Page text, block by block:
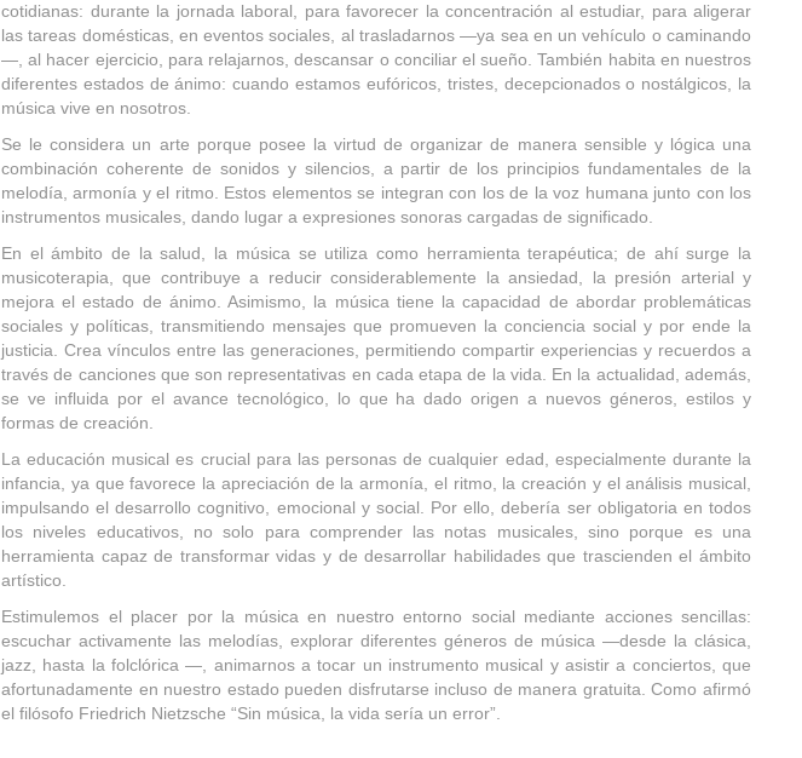
cotidianas: durante la jornada laboral, para favorecer la concentración al estudiar, para aligerar
las tareas domésticas, en eventos sociales, al trasladarnos —ya sea en un vehículo o caminando
—, al hacer ejercicio, para relajarnos, descansar o conciliar el sueño. También habita en nuestros
diferentes estados de ánimo: cuando estamos eufóricos, tristes, decepcionados o nostálgicos, la
música vive en nosotros.
Se le considera un arte porque posee la virtud de organizar de manera sensible y lógica una
combinación coherente de sonidos y silencios, a partir de los principios fundamentales de la
melodía, armonía y el ritmo. Estos elementos se integran con los de la voz humana junto con los
instrumentos musicales, dando lugar a expresiones sonoras cargadas de significado.
En el ámbito de la salud, la música se utiliza como herramienta terapéutica; de ahí surge la
musicoterapia, que contribuye a reducir considerablemente la ansiedad, la presión arterial y
mejora el estado de ánimo. Asimismo, la música tiene la capacidad de abordar problemáticas
sociales y políticas, transmitiendo mensajes que promueven la conciencia social y por ende la
justicia. Crea vínculos entre las generaciones, permitiendo compartir experiencias y recuerdos a
través de canciones que son representativas en cada etapa de la vida. En la actualidad, además,
se ve influida por el avance tecnológico, lo que ha dado origen a nuevos géneros, estilos y
formas de creación.
La educación musical es crucial para las personas de cualquier edad, especialmente durante la
infancia, ya que favorece la apreciación de la armonía, el ritmo, la creación y el análisis musical,
impulsando el desarrollo cognitivo, emocional y social. Por ello, debería ser obligatoria en todos
los niveles educativos, no solo para comprender las notas musicales, sino porque es una
herramienta capaz de transformar vidas y de desarrollar habilidades que trascienden el ámbito
artístico.
Estimulemos el placer por la música en nuestro entorno social mediante acciones sencillas:
escuchar activamente las melodías, explorar diferentes géneros de música —desde la clásica,
jazz, hasta la folclórica —, animarnos a tocar un instrumento musical y asistir a conciertos, que
afortunadamente en nuestro estado pueden disfrutarse incluso de manera gratuita. Como afirmó
el filósofo Friedrich Nietzsche “Sin música, la vida sería un error”.